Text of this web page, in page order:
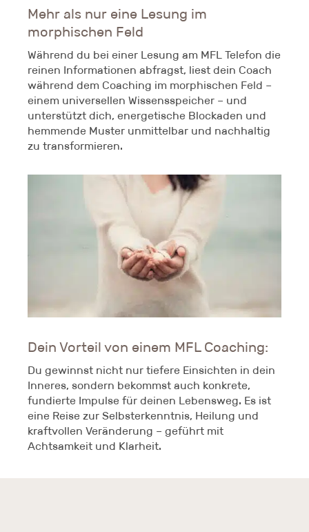
Mehr als nur eine Lesung im
morphischen Feld
Während du bei einer Lesung am MFL Telefon die
reinen Informationen abfragst, liest dein Coach
während dem Coaching im morphischen Feld –
einem universellen Wissensspeicher – und
unterstützt dich, energetische Blockaden und
hemmende Muster unmittelbar und nachhaltig
zu transformieren.
Dein Vorteil von einem MFL Coaching:
Du gewinnst nicht nur tiefere Einsichten in dein
Inneres, sondern bekommst auch konkrete,
fundierte Impulse für deinen Lebensweg. Es ist
eine Reise zur Selbsterkenntnis, Heilung und
kraftvollen Veränderung – geführt mit
Achtsamkeit und Klarheit.